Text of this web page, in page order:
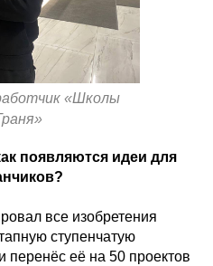
«Школы
появляются идеи для
все изобретения
ступенчатую
перенёс её на 50 проектов